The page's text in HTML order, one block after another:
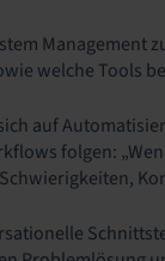
welche Tools
auf
folgen: